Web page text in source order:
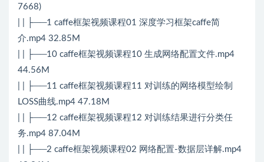
7668)
| | ├──1 caffe框架视频课程01 深度学习框架caffe简
介.mp4 32.85M
| | ├──10 caffe框架视频课程10 生成网络配置文件.mp4
44.56M
| | ├──11 caffe框架视频课程11 对训练的网络模型绘制
LOSS曲线.mp4 47.18M
| | ├──12 caffe框架视频课程12 对训练结果进行分类任
务.mp4 87.04M
| | ├──2 caffe框架视频课程02 网络配置-数据层详解.mp4